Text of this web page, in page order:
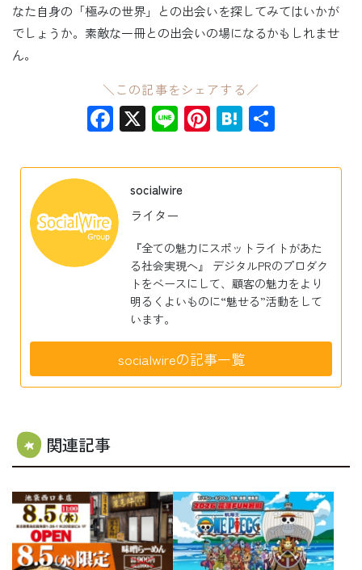
なた自身の「極みの世界」との出会いを探してみてはいかが
でしょうか。素敵な一冊との出会いの場になるかもしれませ
ん。
＼この記事をシェアする／
Facebook
X LinePinterest
Hatena
socialwire
ライター
『全ての魅力にスポットライトがあた
る社会実現へ』 デジタルPRのプロダク
トをベースにして、顧客の魅力をより
明るくよいものに“魅せる”活動をして
います。
socialwireの記事一覧
関連記事